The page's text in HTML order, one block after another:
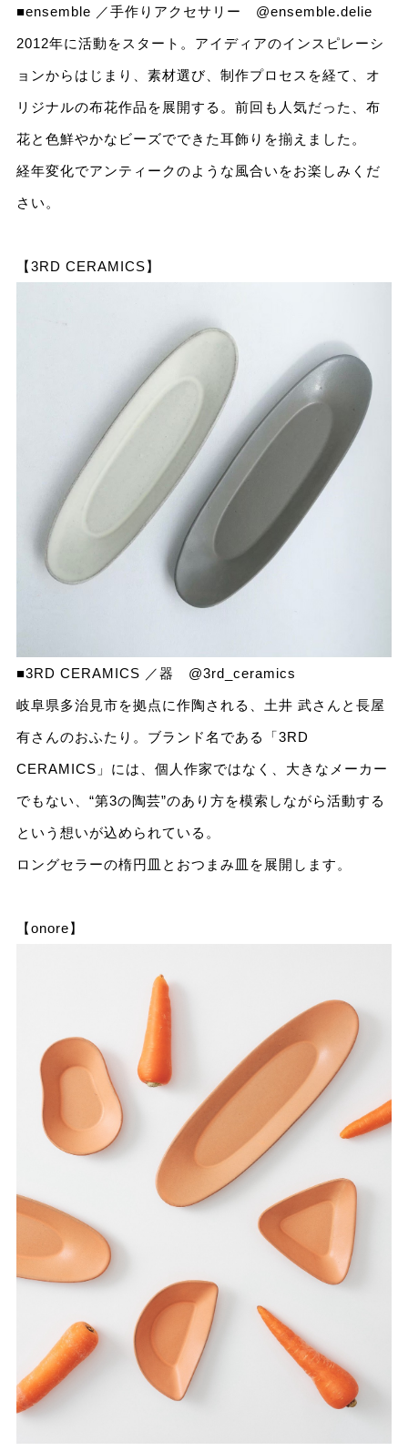
■ensemble ／手作りアクセサリー @ensemble.delie
2012年に活動をスタート。アイディアのインスピレーシ
ョンからはじまり、素材選び、制作プロセスを経て、オ
リジナルの布花作品を展開する。前回も人気だった、布
花と色鮮やかなビーズでできた耳飾りを揃えました。
経年変化でアンティークのような風合いをお楽しみくだ
さい。
【3RD CERAMICS】
■3RD CERAMICS ／器 @3rd_ceramics
岐阜県多治見市を拠点に作陶される、土井 武さんと長屋
有さんのおふたり。ブランド名である「3RD
CERAMICS」には、個人作家ではなく、大きなメーカー
でもない、“第3の陶芸”のあり方を模索しながら活動する
という想いが込められている。
ロングセラーの楕円皿とおつまみ皿を展開します。
【onore】